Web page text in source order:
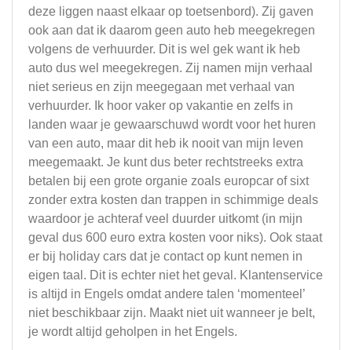
deze liggen naast elkaar op toetsenbord). Zij gaven
ook aan dat ik daarom geen auto heb meegekregen
volgens de verhuurder. Dit is wel gek want ik heb
auto dus wel meegekregen. Zij namen mijn verhaal
niet serieus en zijn meegegaan met verhaal van
verhuurder. Ik hoor vaker op vakantie en zelfs in
landen waar je gewaarschuwd wordt voor het huren
van een auto, maar dit heb ik nooit van mijn leven
meegemaakt. Je kunt dus beter rechtstreeks extra
betalen bij een grote organie zoals europcar of sixt
zonder extra kosten dan trappen in schimmige deals
waardoor je achteraf veel duurder uitkomt (in mijn
geval dus 600 euro extra kosten voor niks). Ook staat
er bij holiday cars dat je contact op kunt nemen in
eigen taal. Dit is echter niet het geval. Klantenservice
is altijd in Engels omdat andere talen ‘momenteel’
niet beschikbaar zijn. Maakt niet uit wanneer je belt,
je wordt altijd geholpen in het Engels.